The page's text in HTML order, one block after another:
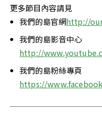
更多節目內容請見
我們的島官網http://
我們的島影音中心
http://
我們的島粉絲專頁
https://